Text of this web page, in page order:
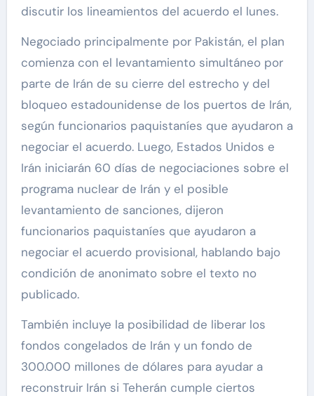
discutir los lineamientos del acuerdo el lunes.
Negociado principalmente por Pakistán, el plan
comienza con el levantamiento simultáneo por
parte de Irán de su cierre del estrecho y del
bloqueo estadounidense de los puertos de Irán,
según funcionarios paquistaníes que ayudaron a
negociar el acuerdo. Luego, Estados Unidos e
Irán iniciarán 60 días de negociaciones sobre el
programa nuclear de Irán y el posible
levantamiento de sanciones, dijeron
funcionarios paquistaníes que ayudaron a
negociar el acuerdo provisional, hablando bajo
condición de anonimato sobre el texto no
publicado.
También incluye la posibilidad de liberar los
fondos congelados de Irán y un fondo de
300.000 millones de dólares para ayudar a
reconstruir Irán si Teherán cumple ciertos